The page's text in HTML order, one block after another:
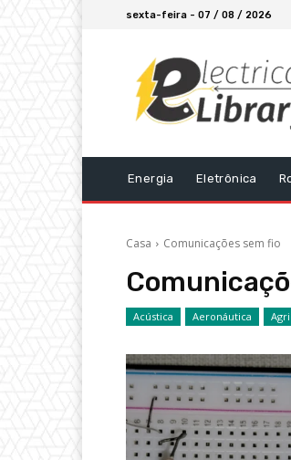
sexta-feira - 07 / 08 / 2026
Energia Eletrônica
Casa Comunicações sem fio
Acústica Aeronáutica